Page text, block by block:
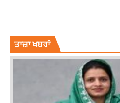
ਤਾਜ਼ਾ ਖਬਰਾਂ